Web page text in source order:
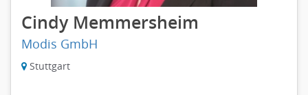
Cindy Memmersheim
Modis GmbH
Stuttgart